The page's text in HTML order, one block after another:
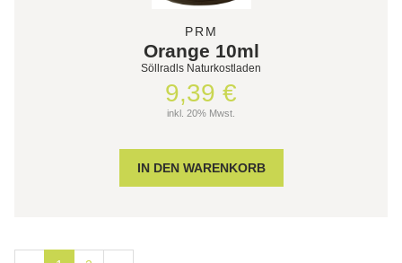
PRM
Orange 10ml
Söllradls Naturkostladen
9,39 €
inkl. 20% Mwst.